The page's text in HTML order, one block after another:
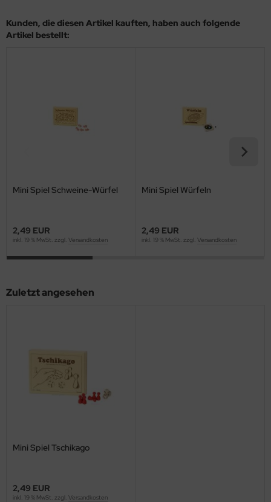
Kunden, die diesen Artikel kauften, haben auch folgende
Artikel bestellt:
Mini Spiel Schweine-Würfel
2,49 EUR
inkl. 19 % MwSt. zzgl. Versandkosten
Mini Spiel Würfeln
2,49 EUR
inkl. 19 % MwSt. zzgl. Versandkosten
Zuletzt angesehen
Mini Spiel Tschikago
2,49 EUR
inkl. 19 % MwSt. zzgl. Versandkosten